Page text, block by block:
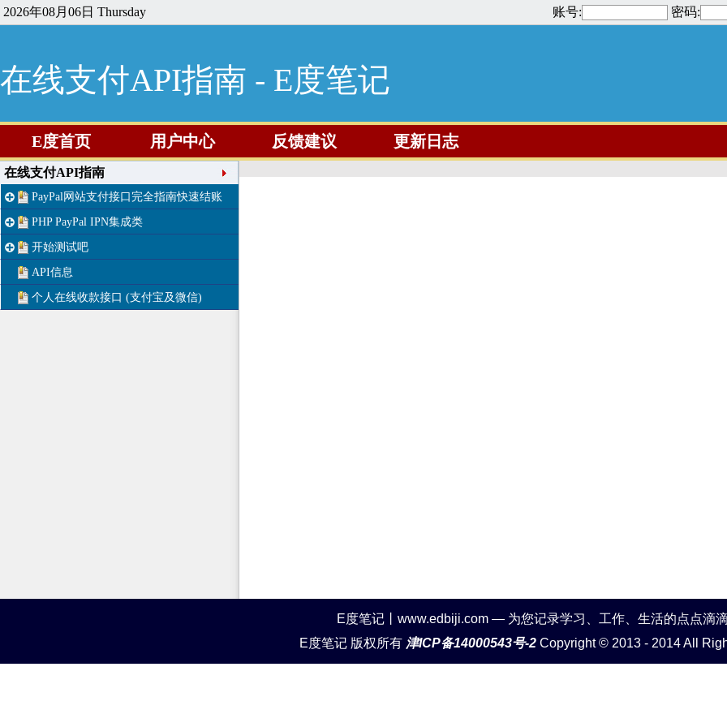
2026年08月06日 Thursday 账号: 密码:
在线支付API指南 - E度笔记
E度首页 用户中心 反馈建议 更新日志
在线支付API指南
PayPal网站支付接口完全指南快速结账
PHP PayPal IPN集成类
开始测试吧
API信息
个人在线收款接口 (支付宝及微信)
E度笔记丨www.edbiji.com — 为您记录学习、工作、生活的点点
E度笔记 版权所有 津ICP备14000543号-2Copyright © 2013 - 2014 All